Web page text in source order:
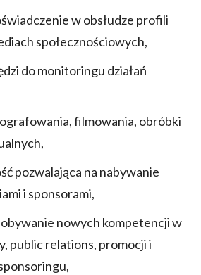
w obsłudze profili
społecznościowych,
do monitoringu działań
filmowania, obróbki
pozwalająca na nabywanie
i sponsorami,
nowych kompetencji w
public relations, promocji i